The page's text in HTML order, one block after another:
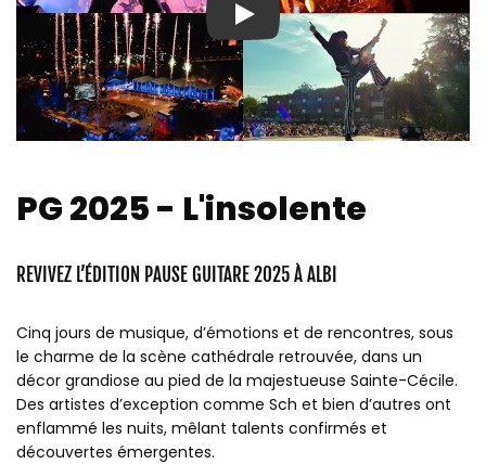
Play
PG 2025 - L'insolente
REVIVEZ L’ÉDITION PAUSE GUITARE 2025 À ALBI
Cinq jours de musique, d’émotions et de rencontres, sous
le charme de la scène cathédrale retrouvée, dans un
décor grandiose au pied de la majestueuse Sainte-Cécile.
Des artistes d’exception comme Sch et bien d’autres ont
enflammé les nuits, mêlant talents confirmés et
découvertes émergentes.